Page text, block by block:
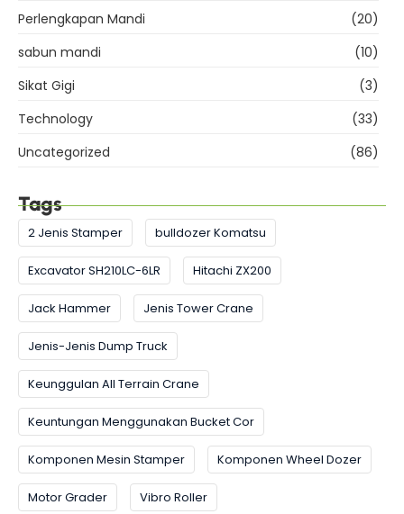
Perlengkapan Mandi
(20)
sabun mandi
(10)
Sikat Gigi
(3)
Technology
(33)
Uncategorized
(86)
Tags
2 Jenis Stamper bulldozer Komatsu
Excavator SH210LC-6LR Hitachi ZX200
Jack Hammer Jenis Tower Crane
Jenis-Jenis Dump Truck
Keunggulan All Terrain Crane
Keuntungan Menggunakan Bucket Cor
Komponen Mesin Stamper Komponen Wheel Dozer
Motor Grader Vibro Roller